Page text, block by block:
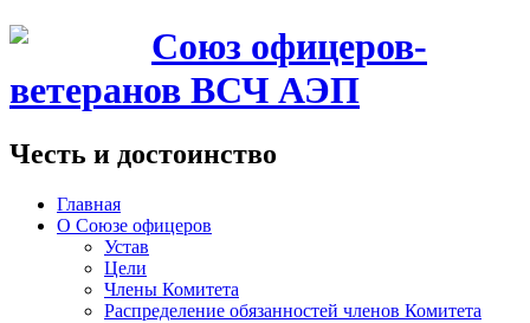
Союз офицеров-
ветеранов ВСЧ АЭП
Честь и достоинство
Главная
О Союзе офицеров
Устав
Цели
Члены Комитета
Распределение обязанностей членов Комитета